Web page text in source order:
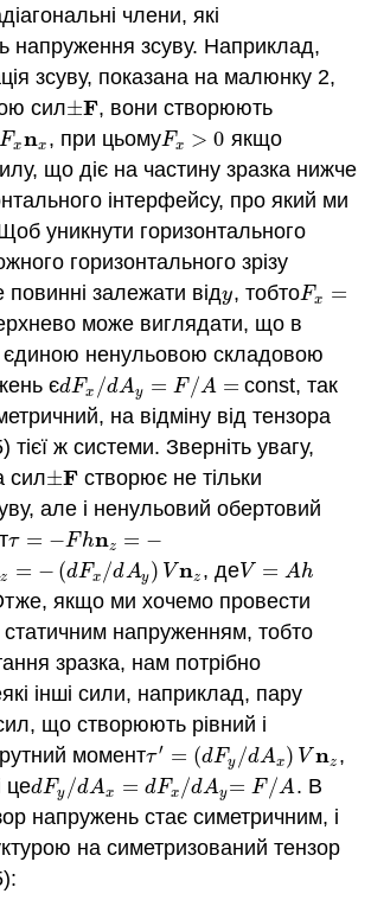
члени, які
напруження зсуву. Наприклад,
зсуву, показана на малюнку 2,
сил±F
±F , вони створюють
Fxnx
Fxnx, при цьомуFx > 0
Fx >0
якщо
що діє на частину зразка нижче
інтерфейсу, про який ми
уникнути горизонтального
горизонтального зрізу
повинні залежати відy
y, тобтоFx =
Fx =
може виглядати, що в
єдиною ненульовою складовою
єdFx /dAy = F/A =
dFx /dAy= F/ A=
const, так
на відміну від тензора
ж системи. Зверніть увагу,
сил±F
±F створює не тільки
але і ненульовий обертовий
τ = −Fhnz = −
τ=− Fhnz=−
z = − (dFx /dAy ) Vnz
−(d Fx/dAy)Vnz , деV = Ah
V=A h
якщо ми хочемо провести
статичним напруженням, тобто
зразка, нам потрібно
інші сили, наприклад, пару
що створюють рівний і
моментτ′ = (dFy /dAx) V nz
τ′= (d Fy/dAx)Vnz
,
цеdFy /dAx = dFx /dAy
dFy/dAx= dFx/dAy = F/A
=F/A
. В
напружень стає симетричним, і
на симетризований тензор